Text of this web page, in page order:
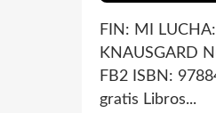
FIN: MI
KNAUSGARD
FB2 ISBN:
gratis Libros...